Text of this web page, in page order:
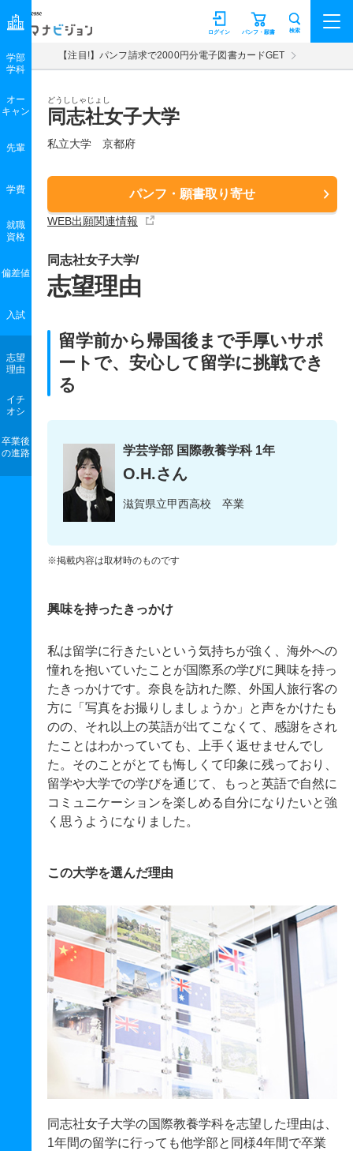
マナビジョン パンフ・願書
ログイン 検索
【注目!】パンフ請求で2000円分電子図書カードGET
どうししゃじょし
同志社女子大学
私立大学 京都府
パンフ・願書取り寄せ
WEB出願関連情報
学部
学科
オー
キャン
先輩
学費
就職
資格
偏差値
入試
志望
理由
イチ
オシ
卒業後
の進路
同志社女子大学/
志望理由
留学前から帰国後まで手厚いサポ
ートで、安心して留学に挑戦でき
る
学芸学部 国際教養学科 1年
O.H.さん
滋賀県立甲西高校 卒業
※掲載内容は取材時のものです
興味を持ったきっかけ
私は留学に行きたいという気持ちが強く、海外への
憧れを抱いていたことが国際系の学びに興味を持っ
たきっかけです。奈良を訪れた際、外国人旅行客の
方に「写真をお撮りしましょうか」と声をかけたも
のの、それ以上の英語が出てこなくて、感謝をされ
たことはわかっていても、上手く返せませんでし
た。そのことがとても悔しくて印象に残っており、
留学や大学での学びを通じて、もっと英語で自然に
コミュニケーションを楽しめる自分になりたいと強
く思うようになりました。
この大学を選んだ理由
同志社女子大学の国際教養学科を志望した理由は、
1年間の留学に行っても他学部と同様4年間で卒業